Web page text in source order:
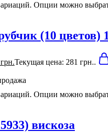
Опции можно
(10 цветов)
грн.Текущая цена: 281 грн..
Опции можно
вискоза